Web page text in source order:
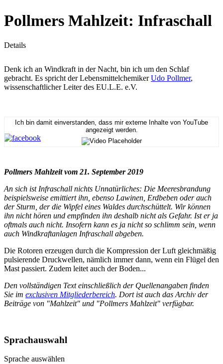
Pollmers Mahlzeit: Infraschall
Details
Denk ich an Windkraft in der Nacht, bin ich um den Schlaf
gebracht. Es spricht der LebensmittelchemikerUdo Pollmer,
wissenschaftlicher Leiter des EU.L.E. e.V.
Ich bin damit einverstanden, dass mir externe Inhalte von YouTube
angezeigt werden.
Pollmers Mahlzeit vom 21. September 2019
An sich ist Infraschall nichts Unnatürliches: Die Meeresbrandung
beispielsweise emittiert ihn, ebenso Lawinen, Erdbeben oder auch
der Sturm, der die Wipfel eines Waldes durchschüttelt. Wir können
ihn nicht hören und empfinden ihn deshalb nicht als Gefahr. Ist er ja
oftmals auch nicht. Insofern kann es ja nicht so schlimm sein, wenn
auch Windkraftanlagen Infraschall abgeben.
Die Rotoren erzeugen durch die Kompression der Luft gleichmäßig
pulsierende Druckwellen, nämlich immer dann, wenn ein Flügel den
Mast passiert. Zudem leitet auch der Boden...
Den vollständigen Text einschließlich der Quellenangaben finden
Sie im exclusiven Mitgliederbereich. Dort ist auch das Archiv der
Beiträge von "Mahlzeit" und "Pollmers Mahlzeit" verfügbar.
Sprachauswahl
Sprache auswählen